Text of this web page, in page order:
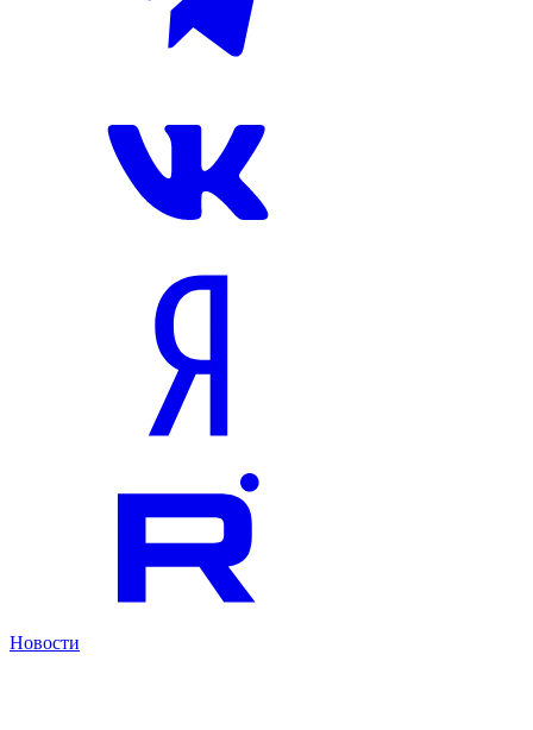
Новости